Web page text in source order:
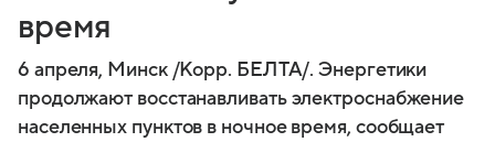
время
6 апреля, Минск /Корр. БЕЛТА/. Энергетики
продолжают восстанавливать электроснабжение
населенных пунктов в ночное время, сообщает